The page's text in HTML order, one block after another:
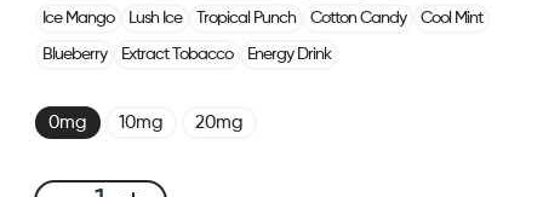
Ice Mango Lush Ice Tropical Punch Cotton Candy Cool Mint
Blueberry Extract Tobacco Energy Drink
0mg 10mg 20mg